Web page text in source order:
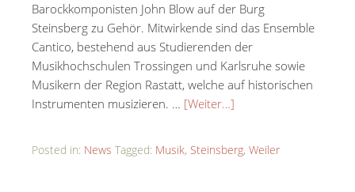
Barockkomponisten John Blow auf der Burg
Steinsberg zu Gehör. Mitwirkende sind das Ensemble
Cantico, bestehend aus Studierenden der
Musikhochschulen Trossingen und Karlsruhe sowie
Musikern der Region Rastatt, welche auf historischen
Instrumenten musizieren. … [Weiter…]
Posted in: News Tagged: Musik, Steinsberg, Weiler